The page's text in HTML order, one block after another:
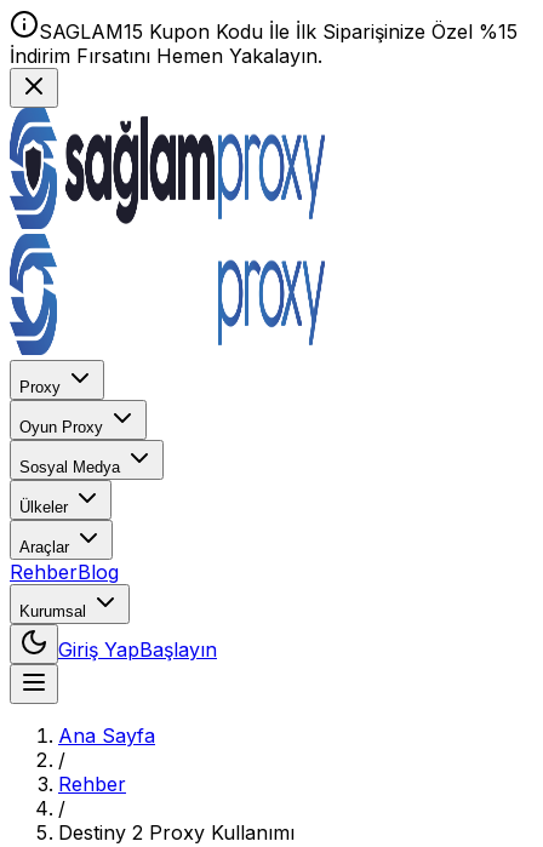
SAGLAM15 Kupon Kodu İle İlk Siparişinize Özel %15
İndirim Fırsatını Hemen Yakalayın.
Proxy
Oyun Proxy
Sosyal Medya
Ülkeler
Araçlar
RehberBlog
Kurumsal
Giriş YapBaşlayın
Ana Sayfa
/
Rehber
/
Destiny 2 Proxy Kullanımı